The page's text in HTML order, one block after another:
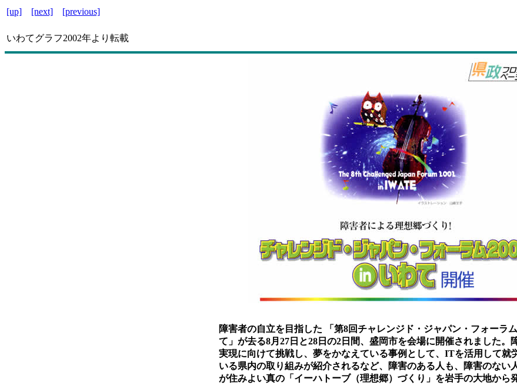
[up] [next] [previous]
いわてグラフ2002年より転載
障害者の自立を目指した 「第8回チャレンジド・ジャパン・フォーラ
て」が去る8月27日と28日の2日間、盛岡市を会場に開催されました。
実現に向けて挑戦し、夢をかなえている事例として、ITを活用して就
いる県内の取り組みが紹介されるなど、障害のある人も、障害のない
が住みよい真の「イーハトーブ（理想郷）づくり」を岩手の大地から